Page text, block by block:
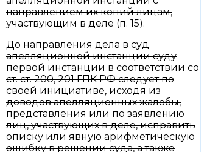
направлением их копий лицам,
участвующим в деле (п. 15).
До направления дела в суд
апелляционной инстанции суду
первой инстанции в соответствии со
ст. ст. 200, 201 ГПК РФ следует по
своей инициативе, исходя из
доводов апелляционных жалобы,
представления или по заявлению
лиц, участвующих в деле, исправить
описку или явную арифметическую
ошибку в решении суда, а также